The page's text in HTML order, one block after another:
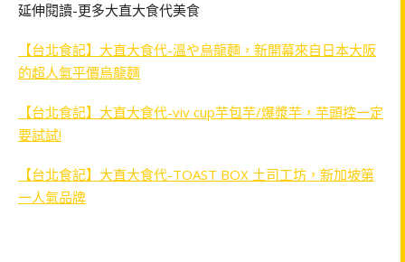
延伸閱讀-更多大直大食代美食
【台北食記】大直大食代-溫や烏龍麵，新開幕來自日本大阪
的超人氣平價烏龍麵
【台北食記】大直大食代-viv cup芋包芋/爆漿芋，芋頭控一定
要試試!
【台北食記】大直大食代-TOAST BOX 土司工坊，新加坡第
一人氣品牌